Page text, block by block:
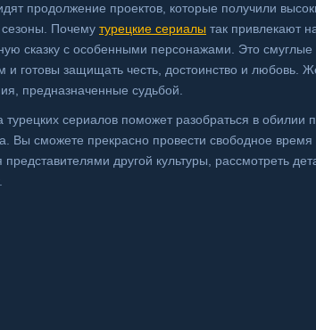
продолжение проектов, которые получили
Почему турецкие сериалы так привлекают
сказку с особенными персонажами. Это
и готовы защищать честь, достоинство и любовь.
предназначенные судьбой.
турецких сериалов поможет разобраться в обилии
Вы сможете прекрасно провести свободное время
другой культуры, рассмотреть